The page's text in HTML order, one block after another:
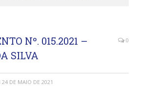
Nº. 015.2021 –
SILVA
0
24 DE MAIO DE 2021